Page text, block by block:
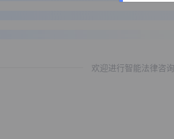
欢迎进行智能法律咨询